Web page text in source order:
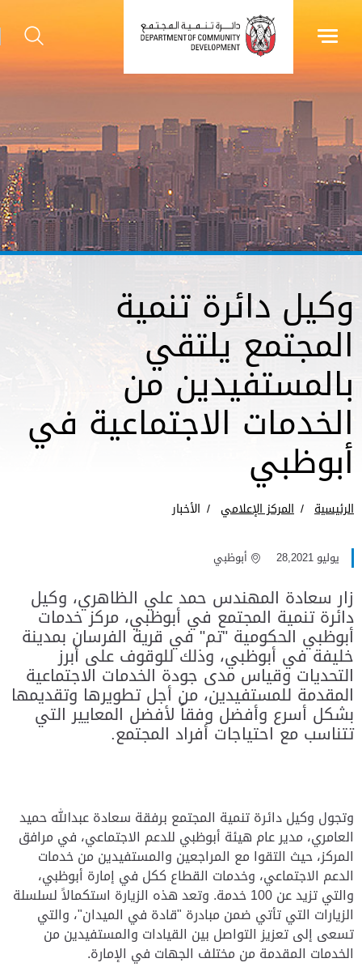
وكيل دائرة تنمية
المجتمع يلتقي
بالمستفيدين من
الخدمات الاجتماعية في
أبوظبي
الرئيسية المركز الإعلامي الأخبار
يوليو 28,2021 أبوظبي
زار سعادة المهندس حمد علي الظاهري، وكيل
دائرة تنمية المجتمع في أبوظبي، مركز خدمات
أبوظبي الحكومية "تم" في قرية الفرسان بمدينة
خليفة في أبوظبي، وذلك للوقوف على أبرز
التحديات وقياس مدى جودة الخدمات الاجتماعية
المقدمة للمستفيدين، من أجل تطويرها وتقديمها
بشكل أسرع وأفضل وفقاً لأفضل المعايير التي
تتناسب مع احتياجات أفراد المجتمع.
وتجول وكيل دائرة تنمية المجتمع برفقة سعادة عبدالله حميد
العامري، مدير عام هيئة أبوظبي للدعم الاجتماعي، في مرافق
المركز، حيث التقوا مع المراجعين والمستفيدين من خدمات
الدعم الاجتماعي، وخدمات القطاع ككل في إمارة أبوظبي،
والتي تزيد عن 100 خدمة. وتعد هذه الزيارة استكمالاً لسلسلة
الزيارات التي تأتي ضمن مبادرة "قادة في الميدان"، والتي
تسعى إلى تعزيز التواصل بين القيادات والمستفيدين من
الخدمات المقدمة من مختلف الجهات في الإمارة.